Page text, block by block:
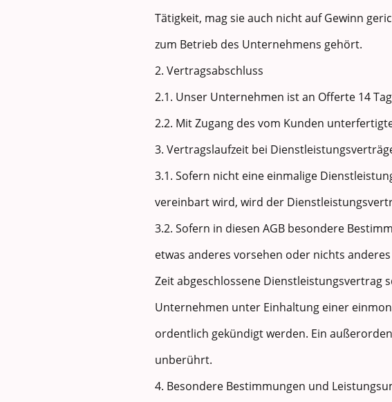
Tätigkeit, mag sie auch nicht auf Gewinn
zum Betrieb des Unternehmens gehört.
2. Vertragsabschluss
2.1. Unser Unternehmen ist an Offerte 14
2.2. Mit Zugang des vom Kunden
3. Vertragslaufzeit bei
3.1. Sofern nicht eine einmalige
vereinbart wird, wird der
3.2. Sofern in diesen AGB besondere
etwas anderes vorsehen oder nichts
Zeit abgeschlossene Dienstleistungsvertrag
Unternehmen unter Einhaltung einer
ordentlich gekündigt werden. Ein
unberührt.
4. Besondere Bestimmungen und